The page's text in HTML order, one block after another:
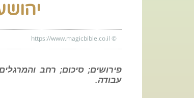
©
https://www.magicbible.co.il
פירושים; סיכום; רחב
עבודה.